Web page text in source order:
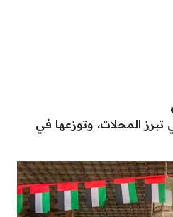
المحلات، وتوزعها في